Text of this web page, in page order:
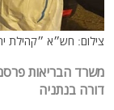
צילום: חש״א ״קהילת
משרד הבריאות
דורה בנתניה